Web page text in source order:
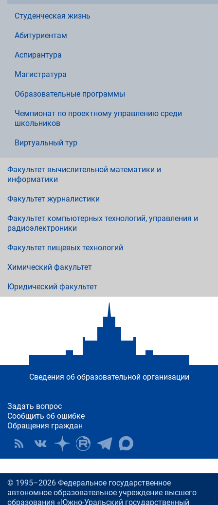
Студенческая жизнь
Абитуриентам
Аспирантура
Магистратура
Образовательные программы
Чемпионат по проектному управлению среди
школьников
Виртуальный тур
Факультет вычислительной математики и
информатики
Факультет журналистики
Факультет компьютерных технологий, управления и
радиоэлектроники
Факультет пищевых технологий
Химический факультет
Юридический факультет
Сведения об образовательной организации
Задать вопрос
Сообщить об ошибке
Обращения граждан
© 1995–2026 Федеральное государственное
автономное образовательное учреждение высшего
образования «Южно-Уральский государственный